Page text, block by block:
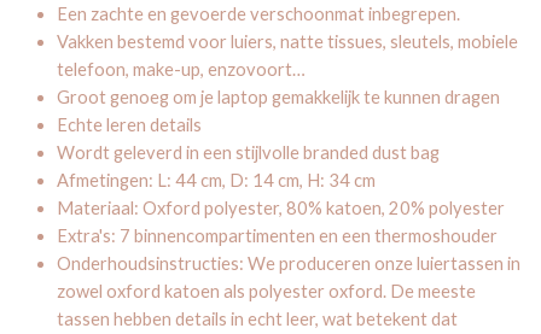
Een zachte en gevoerde verschoonmat inbegrepen.
Vakken bestemd voor luiers, natte tissues, sleutels, mobiele
telefoon, make-up, enzovoort…
Groot genoeg om je laptop gemakkelijk te kunnen dragen
Echte leren details
Wordt geleverd in een stijlvolle branded dust bag
Afmetingen: L: 44 cm, D: 14 cm, H: 34 cm
Materiaal: Oxford polyester, 80% katoen, 20% polyester
Extra's: 7 binnencompartimenten en een thermoshouder
Onderhoudsinstructies: We produceren onze luiertassen in
zowel oxford katoen als polyester oxford. De meeste
tassen hebben details in echt leer, wat betekent dat